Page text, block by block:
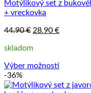
Motýlikový set z
+ vreckovka
44.90€ Pôvodná
bola:
28.90 €Aktuálna
skladom
Výber možností
Tento
produkt
-36%